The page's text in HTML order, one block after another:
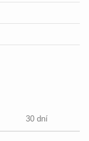
30 dní